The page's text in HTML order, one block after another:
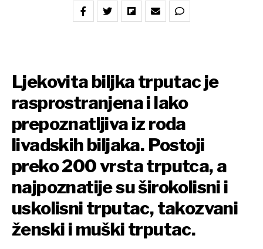
Ljekovita biljka trputac je
rasprostranjena i lako
prepoznatljiva iz roda
livadskih biljaka. Postoji
preko 200 vrsta trputca, a
najpoznatije su širokolisni i
uskolisni trputac, takozvani
ženski i muški trputac.